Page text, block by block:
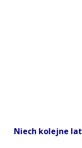
Niech kolejne